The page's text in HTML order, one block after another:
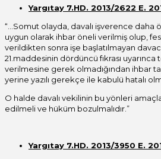
Yargıtay 7.HD. 2013/2622 E.
“…Somut olayda, davalı işverence daha
uygun olarak ihbar öneli verilmiş olup,
verildikten sonra işe başlatılmayan
21.maddesinin dördüncü fıkrası
verilmesine gerek olmadığından ihbar
yerine yazılı gerekçe ile kabulü hatalı
O halde davalı vekilinin bu yönleri
edilmeli ve hüküm bozulmalıdır.”
Yargıtay 7.HD. 2013/3950 E.